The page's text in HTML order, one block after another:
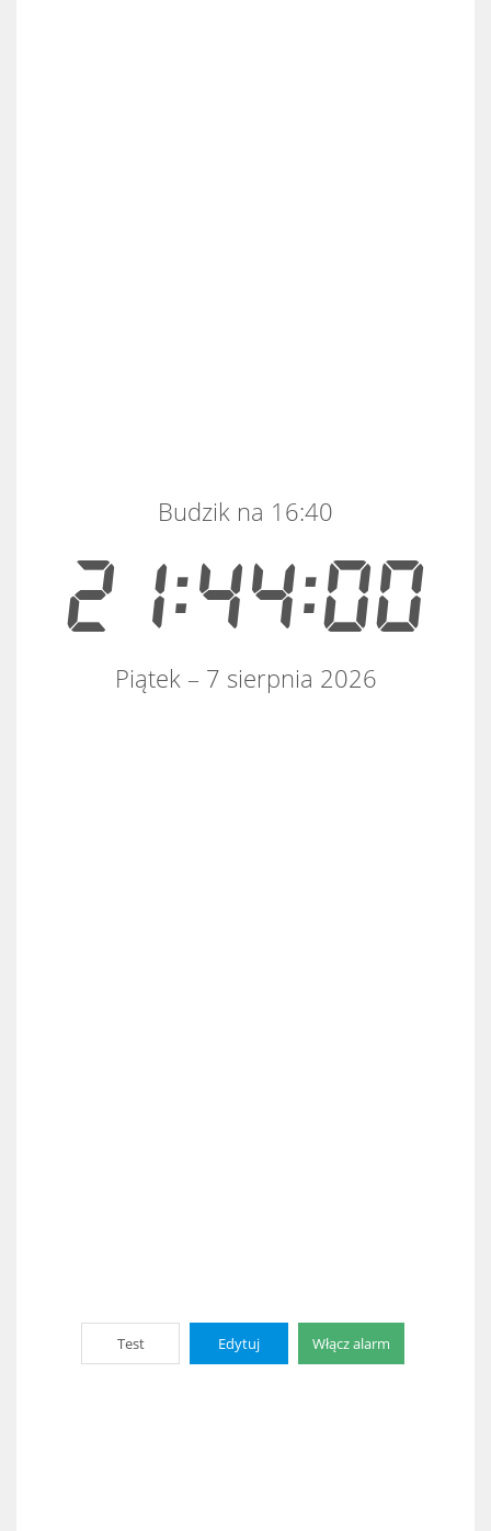
21:44:00
Budzik na 16:40
Piątek – 7 sierpnia 2026
Test Edytuj Włącz alarm